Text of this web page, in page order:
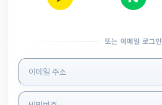
또는 이메일 로그인
로그인 정보 입력